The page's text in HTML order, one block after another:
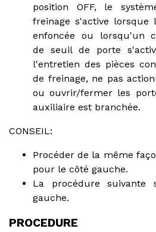
position OFF, le
freinage s'active
enfoncée ou lorsqu'un
de seuil de porte
l'entretien des pièces
de freinage, ne pas
ou ouvrir/fermer les
auxiliaire est branchée.
CONSEIL:
Procéder de la même
pour le côté gauche.
La procédure suivante
gauche.
PROCEDURE